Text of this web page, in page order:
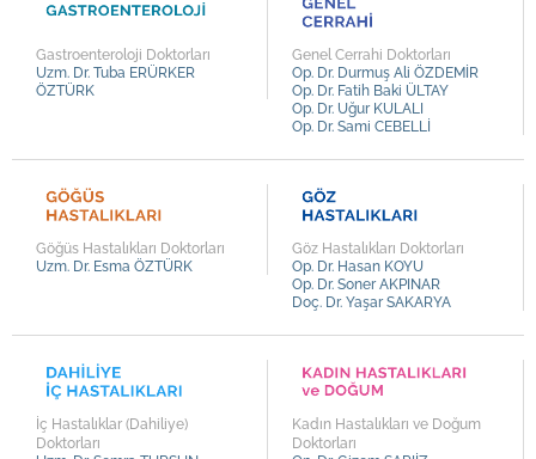
Uzm. Dr. Kazım KÜÇÜKTAŞÇI
Uzm. Dr. Ali Rıza ÇİFTÇİOĞLU
Uzm. Dr. Gülçin ADALI
Uzm. Dr. Tuba ERÜRKER ÖZTÜRK
Uzm. Dr. Esma ÖZTÜRK
Uzm. Dr. Semra TURSUN
Uzm. Dr. Rıdvan Fevzi DEĞİRMENCİLER
Uzm. Dr. Serdar AYMELEK
Uzm. Dr. Turgay ASLAN
Uzm. Dr. Aydın ÇELİKER
Uzm. Dr. Ahmet KILINÇER
Uzm. Dr. Bülent ÜNLÜ
Gastroenteroloji Doktorları
Uzm. Dr. Tuba ERÜRKER
ÖZTÜRK
Genel Cerrahi Doktorları
Op. Dr. Durmuş Ali ÖZDEMİR
Op. Dr. Fatih Baki ÜLTAY
Op. Dr. Uğur KULALI
Op. Dr. Sami CEBELLİ
Göğüs Hastalıkları Doktorları
Uzm. Dr. Esma ÖZTÜRK
Göz Hastalıkları Doktorları
Op. Dr. Hasan KOYU
Op. Dr. Soner AKPINAR
Doç. Dr. Yaşar SAKARYA
İç Hastalıklar (Dahiliye)
Doktorları
Kadın Hastalıkları ve Doğum
Doktorları